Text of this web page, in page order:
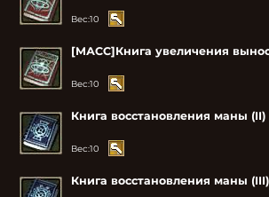
Вес:10
[МАСС]Книга увеличения
Вес:10
Книга восстановления маны (II)
Вес:10
Книга восстановления маны (III)